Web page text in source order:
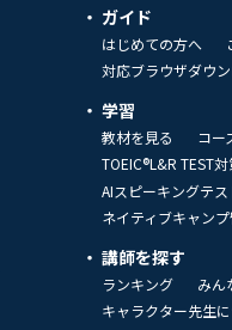
ガイド
はじめての方へ
対応ブラウザダウ
学習
教材を見る コー
TOEIC®L&R TEST
AIスピーキングテス
ネイティブキャン
講師を探す
ランキング みん
キャラクター先生